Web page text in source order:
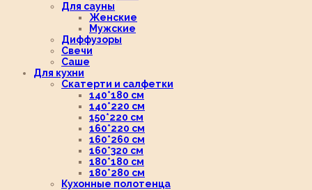
Для сауны
Женские
Мужские
Диффузоры
Свечи
Саше
Для кухни
Скатерти и салфетки
140*180 см
140*220 см
150*220 см
160*220 см
160*260 см
160*320 см
180*180 см
180*280 см
Кухонные полотенца